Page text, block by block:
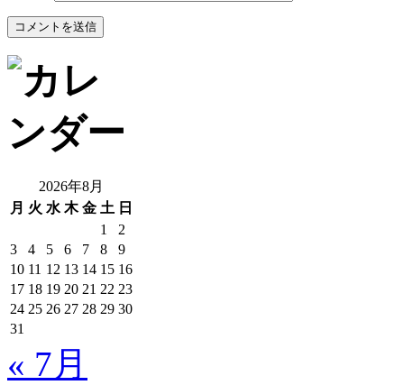
2026年8月
月 火 水 木 金 土 日
1
2
3
4 5 6 7 8
9
10 11 12 13 14 15 16
17 18 19 20 21 22 23
24 25 26 27 28 29 30
31
« 7月